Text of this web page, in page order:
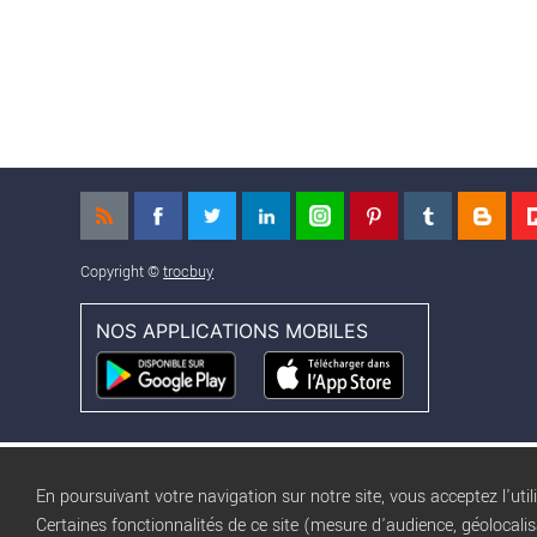
Copyright ©trocbuy
NOS APPLICATIONS MOBILES
En poursuivant votre navigation sur notre site, vous acceptez
Certaines fonctionnalités de ce site (mesure d'audience,